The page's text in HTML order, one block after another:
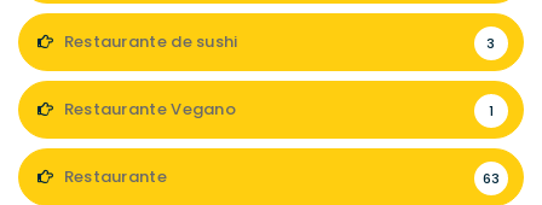
Restaurante de sushi 3
Restaurante Vegano 1
Restaurante 63